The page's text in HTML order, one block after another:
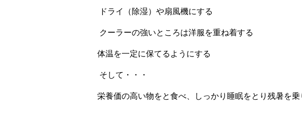
ドライ（除湿）や扇風機にする
クーラーの強いところは洋服を重ね着する
体温を一定に保てるようにする
そして・・・
栄養価の高い物をと食べ、 しっかり睡眠をとり 残暑を乗